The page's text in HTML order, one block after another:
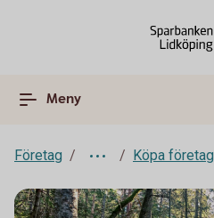
Meny
Företag Köpa företag